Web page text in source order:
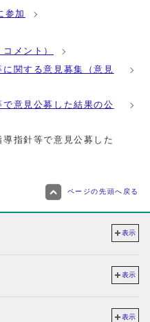
参加
メント）
関する意見募集（意見
意見公募した結果の公
指針等で意見公募した
ページの先頭へ戻る
表示
表示
表示